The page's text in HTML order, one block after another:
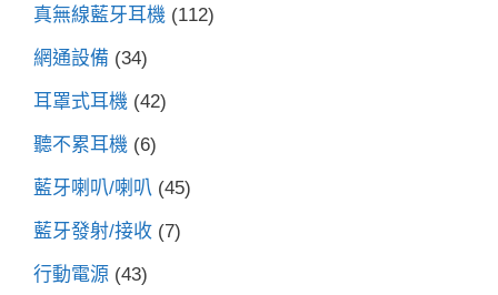
真無線藍牙耳機 (112)
網通設備 (34)
耳罩式耳機 (42)
聽不累耳機 (6)
藍牙喇叭/喇叭 (45)
藍牙發射/接收 (7)
行動電源 (43)